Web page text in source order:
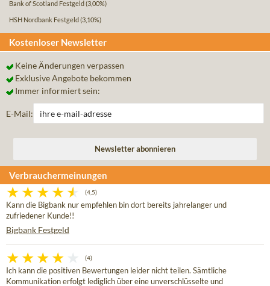
Bank of Scotland Festgeld (3,00%)
HSH Nordbank Festgeld (3,10%)
Kostenloser Newsletter
Keine Änderungen verpassen
Exklusive Angebote bekommen
Immer informiert sein:
E-Mail:
Verbrauchermeinungen
(4,5)
Kann die Bigbank nur empfehlen bin dort bereits jahrelanger und
zufriedener Kunde!!
Bigbank Festgeld
(4)
Ich kann die positiven Bewertungen leider nicht teilen. Sämtliche
Kommunikation erfolgt lediglich über eine unverschlüsselte und